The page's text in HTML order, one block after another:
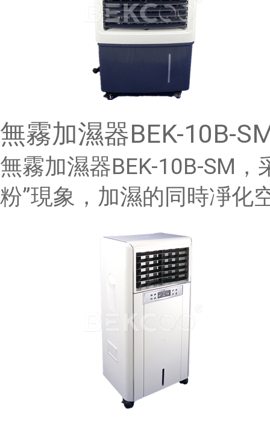
無霧加濕器BEK-10B-
無霧加濕器BEK-10B-SM
粉”現象，加濕的同時凈化